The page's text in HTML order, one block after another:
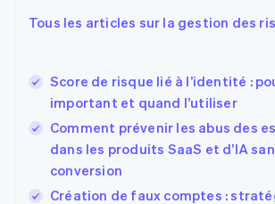
Tous les articles sur la gestion des
Score de risque lié à l’identité :
important et quand l’utiliser
Comment prévenir les abus des
dans les produits SaaS et d’IA
conversion
Création de faux comptes :
Estonie
English Español简体中文
Finlande
English Svenska
FrançaisEnglish
Gibraltar
English